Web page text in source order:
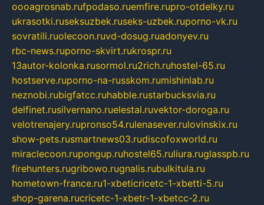
oooagrosnab.rufpodaso.ruemfire.rupro-otdelky.ru
ukrasotki.ruseksuzbek.ruseks-uzbek.ruporno-vk.ru
sovratili.ruolecoon.ruvd-dosug.ruadonyev.ru
rbc-news.ruporno-skvirt.rukrospr.ru
13autor-kolonka.rusormol.ru2rich.ruhostel-65.ru
hostserve.ruporno-na-russkom.rumishinlab.ru
neznobi.rubigfatcc.ruhabble.rustarbucksvia.ru
delfinet.rusilvernano.ruelestal.ruvektor-doroga.ru
velotrenajery.rupronso54.rulenasever.rulovinskix.ru
show-pets.rusmartnews03.rudiscofoxworld.ru
miraclecoon.rupongup.ruhostel65.ruliura.ruglasspb.ru
firehunters.rugribowo.rugnalis.rubulkitula.ru
hometown-france.ru1-xbeticricetc-1-xbetti-5.ru
shop-garena.rucricetc-1-xbetr-1-xbetcc-2.ru